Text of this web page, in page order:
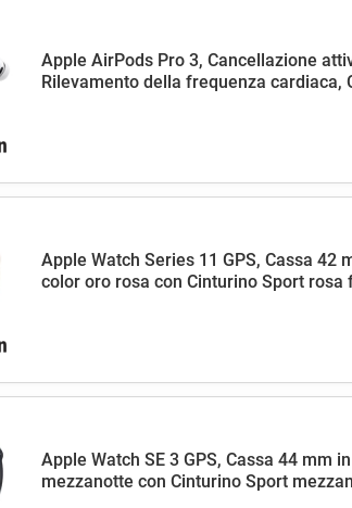
Apple AirPods Pro 3, Cancellazione
Rilevamento della frequenza cardiaca,
Apple Watch Series 11 GPS, Cassa 42
color oro rosa con Cinturino Sport rosa
Apple Watch SE 3 GPS, Cassa 44 mm
mezzanotte con Cinturino Sport